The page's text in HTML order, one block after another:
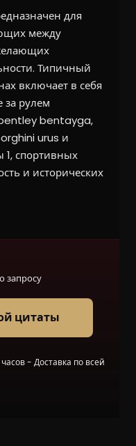
для
между
Типичный
включает в себя
за рулем
bentayga,
urus и
1, спортивных
и исторических
запросу
цитаты
- Доставка по всей